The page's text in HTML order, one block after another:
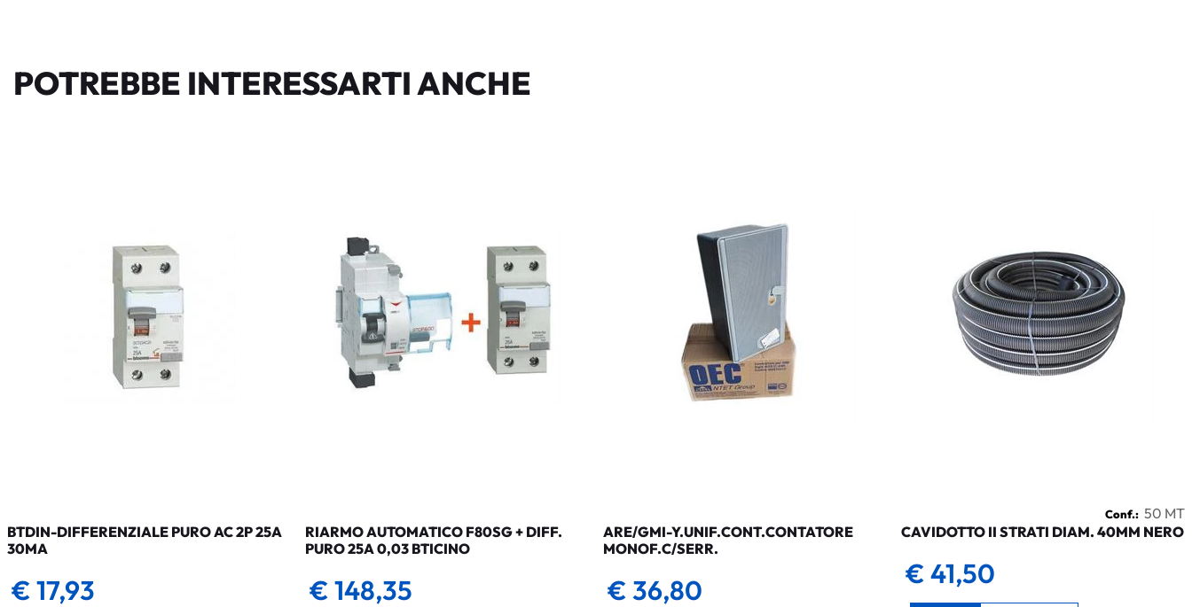
POTREBBE INTERESSARTI ANCHE
BTDIN-DIFFERENZIALE PURO AC 2P 25A
30MA
€ 17,93
RIARMO AUTOMATICO F80SG + DIFF.
PURO 25A 0,03 BTICINO
€ 148,35
ARE/GMI-Y.UNIF.CONT.CONTATORE
MONOF.C/SERR.
€ 36,80
Conf.: 50 MT
CAVIDOTTO II STRATI DIAM. 40MM NERO
€ 41,50